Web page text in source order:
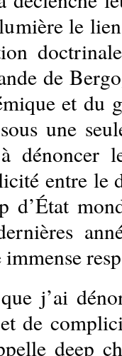
le
de
et du
une
dénoncer
entre le
d’État
j’ai
de
deep